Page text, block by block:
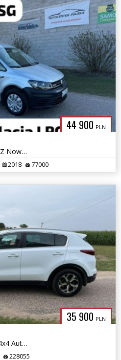
44 900 PLN
1.4 TGI 110 KM Benzyna GAZ Nowy/ Automat /77 tys przebiegu
2018 77000
35 900 PLN
Kia Sportage 1.6CRDi AWD 4x4 Automat Euro 6
228055